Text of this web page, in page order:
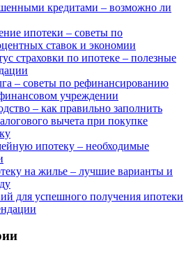
кредитами – возможно ли
ипотеки – советы по
ставок и экономии
страховки по ипотеке – полезные
– советы по рефинансированию
учреждении
– как правильно заполнить
вычета при покупке
ипотеку – необходимые
на жилье – лучшие варианты и
для успешного получения ипотеки